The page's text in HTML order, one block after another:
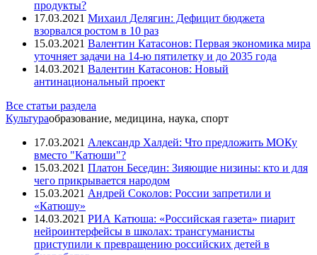
продукты?
17.03.2021 Михаил Делягин: Дефицит бюджета
взорвался ростом в 10 раз
15.03.2021 Валентин Катасонов: Первая экономика мира
уточняет задачи на 14-ю пятилетку и до 2035 года
14.03.2021 Валентин Катасонов: Новый
антинациональный проект
Все статьи раздела
Культураобразование, медицина, наука, спорт
17.03.2021 Александр Халдей: Что предложить МОКу
вместо "Катюши"?
15.03.2021 Платон Беседин: Зияющие низины: кто и для
чего прикрывается народом
15.03.2021 Андрей Соколов: России запретили и
«Катюшу»
14.03.2021 РИА Катюша: «Российская газета» пиарит
нейроинтерфейсы в школах: трансгуманисты
приступили к превращению российских детей в